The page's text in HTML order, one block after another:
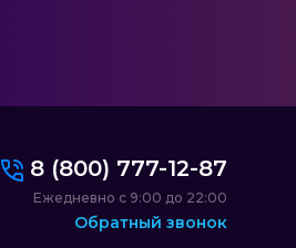
8 (800) 777-12-87
Ежедневно с 9:00 до 22:00
Обратный звонок